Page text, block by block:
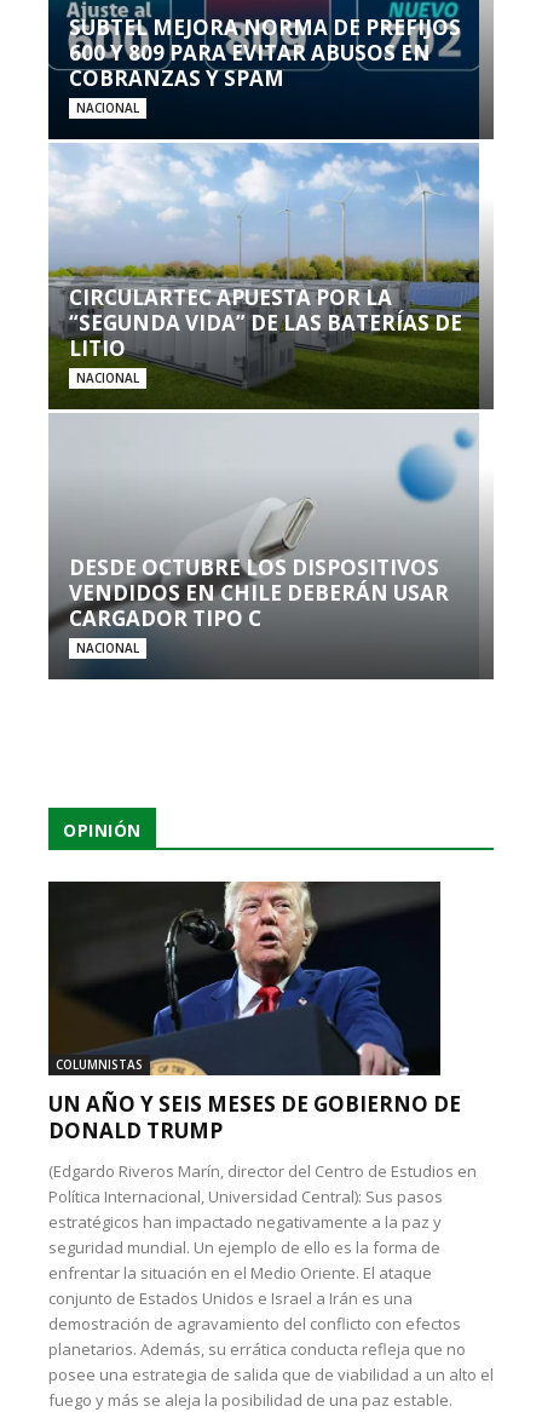
SUBTEL MEJORA NORMA DE PREFIJOS
600 Y 809 PARA EVITAR ABUSOS EN
COBRANZAS Y SPAM
NACIONAL
CIRCULARTEC APUESTA POR LA
“SEGUNDA VIDA” DE LAS BATERÍAS DE
LITIO
NACIONAL
DESDE OCTUBRE LOS DISPOSITIVOS
VENDIDOS EN CHILE DEBERÁN USAR
CARGADOR TIPO C
NACIONAL
OPINIÓN
COLUMNISTAS
UN AÑO Y SEIS MESES DE GOBIERNO DE
DONALD TRUMP
(Edgardo Riveros Marín, director del Centro de Estudios en
Política Internacional, Universidad Central): Sus pasos
estratégicos han impactado negativamente a la paz y
seguridad mundial. Un ejemplo de ello es la forma de
enfrentar la situación en el Medio Oriente. El ataque
conjunto de Estados Unidos e Israel a Irán es una
demostración de agravamiento del conflicto con efectos
planetarios. Además, su errática conducta refleja que no
posee una estrategia de salida que de viabilidad a un alto el
fuego y más se aleja la posibilidad de una paz estable.